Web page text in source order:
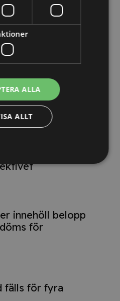
öppnar för
lär dig vinna
våra nya kurser
innehöll belopp
för
fälls för fyra
ALLA
ALLT